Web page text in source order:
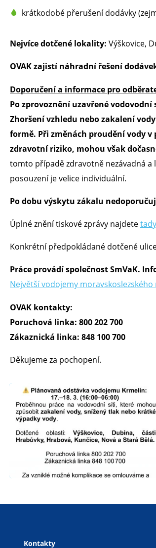
krátkodobé přerušení dodávky
Nejvíce dotčené lokality: Výškovice,
OVAK zajistí náhradní řešení
Doporučení a informace pro
Po zprovoznění uzavřené
Zhoršení vzhledu nebo zakalení
formě. Při změnách proudění vody
zdravotní riziko, mohou však
tomto případě zdravotně nezávadná a
posouzení je velice individuální.
Po dobu výskytu zákalu
Úplné znění tiskové zprávy najdete
Konkrétní předpokládané dotčené
Práce provádí společnost SmVaK.
Největší vodojemy
OVAK kontakty:
Poruchová linka: 800 202 700
Zákaznická linka: 848 100 700
Děkujeme za pochopení.
Kontakty